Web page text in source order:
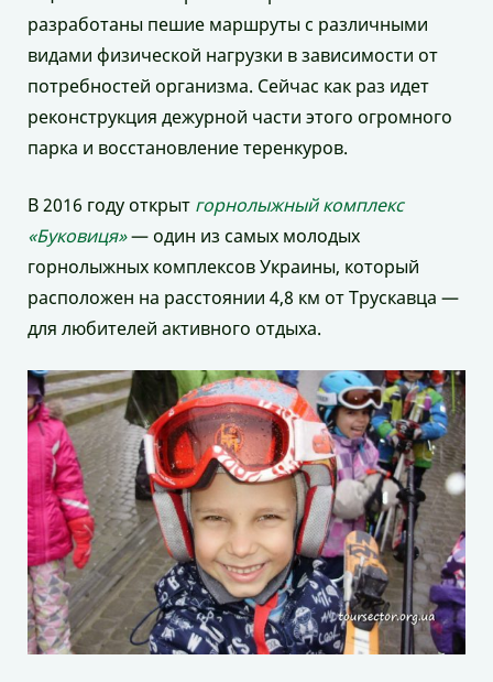
разработаны пешие маршруты с различными
видами физической нагрузки в зависимости от
потребностей организма. Сейчас как раз идет
реконструкция дежурной части этого огромного
парка и восстановление теренкуров.
В 2016 году открыт горнолыжный комплекс
«Буковиця»— один из самых молодых
горнолыжных комплексов Украины, который
расположен на расстоянии 4,8 км от Трускавца —
для любителей активного отдыха.